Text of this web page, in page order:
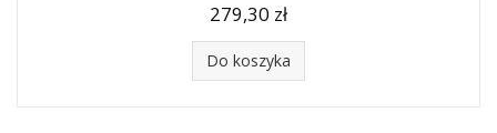
279,30 zł
Do koszyka